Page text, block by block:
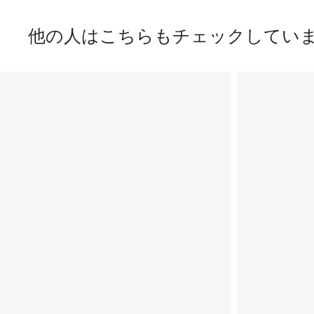
他の人はこちらもチェックしてい